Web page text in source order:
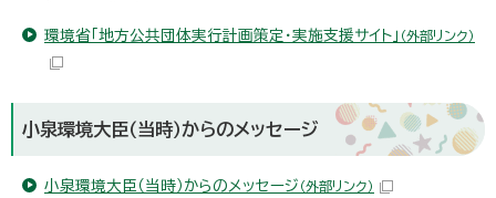
環境省「地方公共団体実行計画策定・実施支援サイト」 （外部リンク）
小泉環境大臣（当時）からのメッセージ
小泉環境大臣（当時）からのメッセージ （外部リンク）